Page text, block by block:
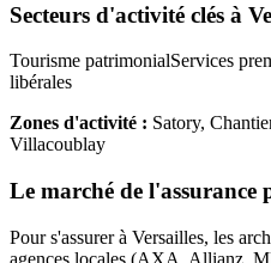
Secteurs d'activité clés à
Tourisme patrimonialServices
libérales
Zones d'activité : Satory,
Villacoublay
Le marché de l'assurance
Pour s'assurer à Versailles, les
agences locales (AXA, Allianz,